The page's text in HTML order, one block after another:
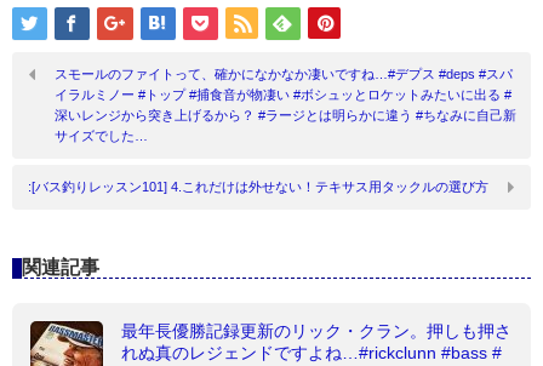
スモールのファイトって、確かになかなか凄いですね…#デプス #deps #スパ
イラルミノー #トップ #捕食音が物凄い #ボシュッとロケットみたいに出る #
深いレンジから突き上げるから？ #ラージとは明らかに違う #ちなみに自己新
サイズでした…
:[バス釣りレッスン101] 4.これだけは外せない！テキサス用タックルの選び方
関連記事
最年長優勝記録更新のリック・クラン。押しも押さ
れぬ真のレジェンドですよね…#rickclunn #bass #